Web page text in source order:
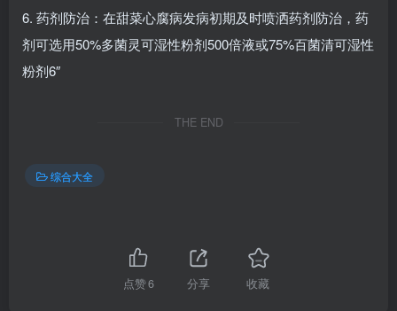
6. 药剂防治：在甜菜心腐病发病初期及时喷洒药剂防治，药
剂可选用50%多菌灵可湿性粉剂500倍液或75%百菌清可湿性
粉剂6″
THE END
综合大全
点赞6 分享 收藏